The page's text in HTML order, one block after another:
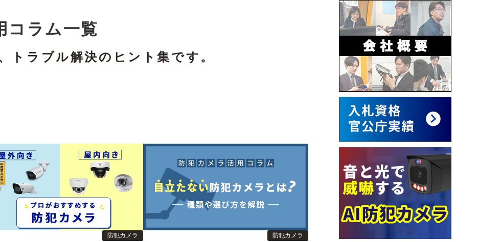
コラム一覧
トラブル解決のヒント集です。
防犯カメラ 防犯カメラ